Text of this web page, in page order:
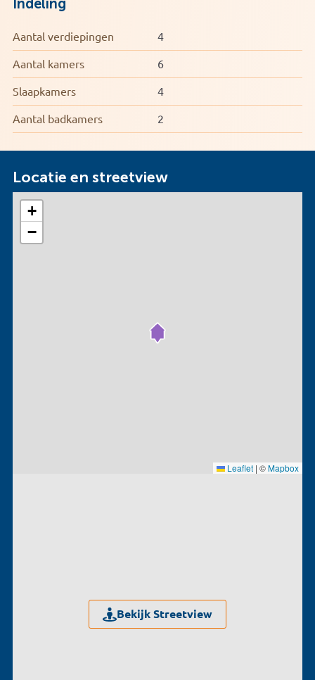
Indeling
Aantal verdiepingen 4
Aantal kamers 6
Slaapkamers 4
Aantal badkamers 2
Locatie en streetview
+
−
Leaflet | ©Mapbox
Bekijk Streetview